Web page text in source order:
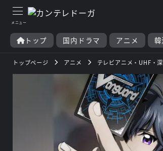
トップ 国内ドラマ アニメ 韓
トップページ アニメ テレビアニメ・UHF・